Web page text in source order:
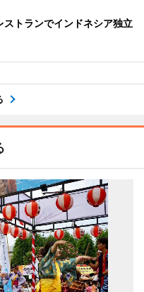
ストランでインドネシア独立